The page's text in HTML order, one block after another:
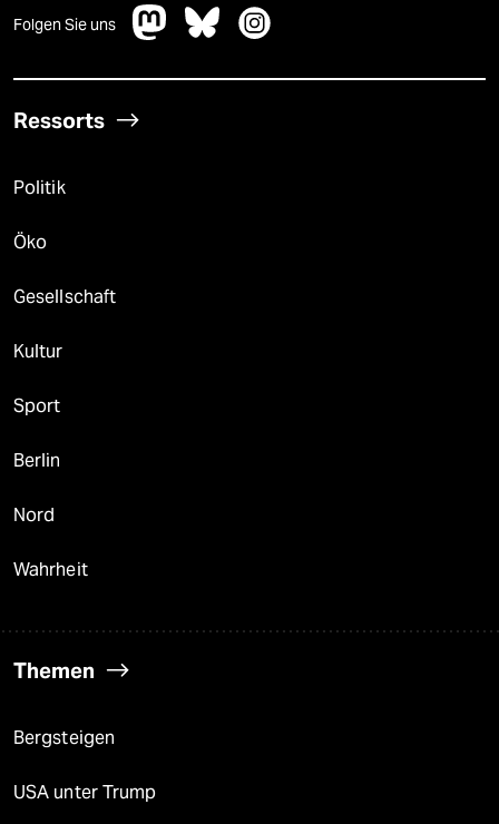
Folgen Sie uns
Ressorts
Politik
Öko
Gesellschaft
Kultur
Sport
Berlin
Nord
Wahrheit
Themen
Bergsteigen
USA unter Trump